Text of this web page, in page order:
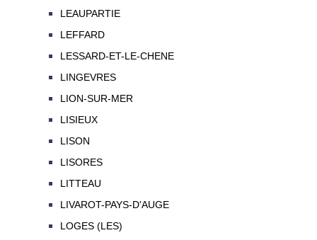
LEAUPARTIE
LEFFARD
LESSARD-ET-LE-CHENE
LINGEVRES
LION-SUR-MER
LISIEUX
LISON
LISORES
LITTEAU
LIVAROT-PAYS-D'AUGE
LOGES (LES)